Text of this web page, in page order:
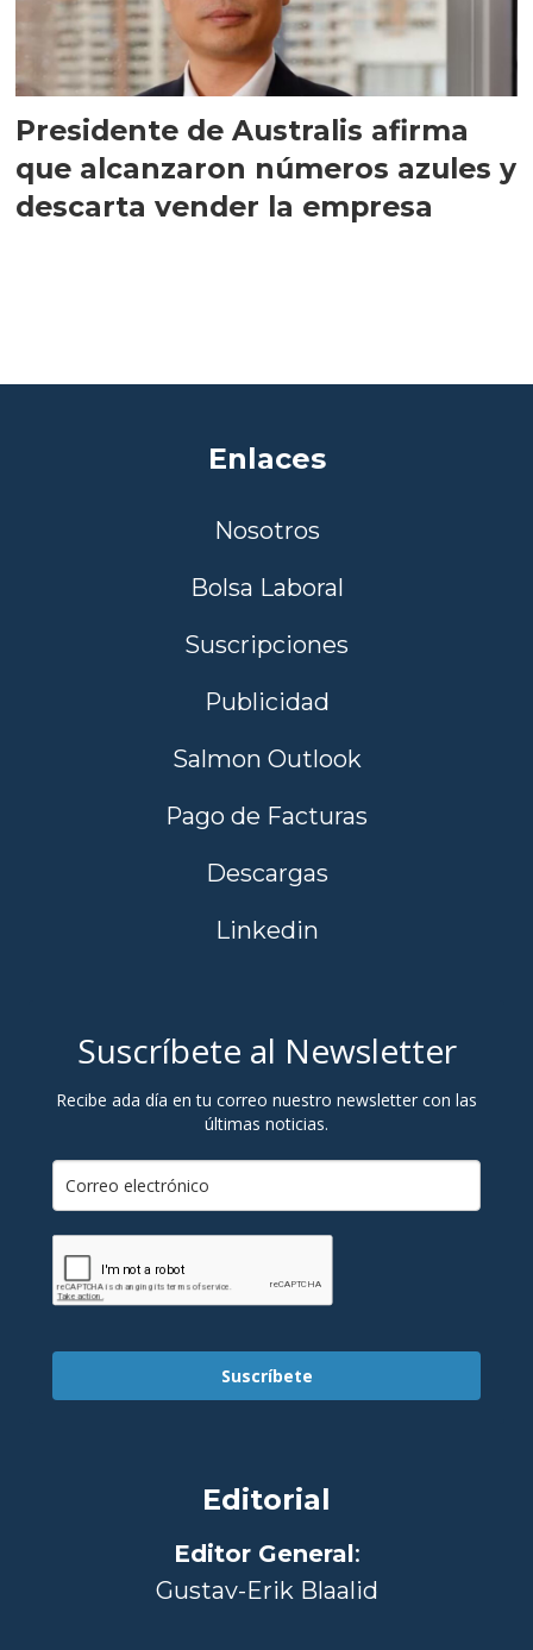
Presidente de Australis afirma
que alcanzaron números azules y
descarta vender la empresa
Enlaces
Nosotros
Bolsa Laboral
Suscripciones
Publicidad
Salmon Outlook
Pago de Facturas
Descargas
Linkedin
Suscríbete al Newsletter
Recibe ada día en tu correo nuestro newsletter con las
últimas noticias.
Suscríbete
Editorial
Editor General:
Gustav-Erik Blaalid